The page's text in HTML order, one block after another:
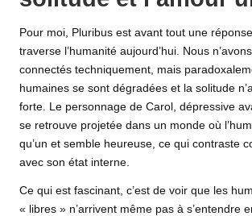
Pour moi, Pluribus est avant tout une
traverse l’humanité aujourd’hui. Nous
connectés techniquement, mais
humaines se sont dégradées et la solitude
forte. Le personnage de Carol, dépressive
se retrouve projetée dans un monde où
qu’un et semble heureuse, ce qui contraste
avec son état interne.
Ce qui est fascinant, c’est de voir que les
« libres » n’arrivent même pas à s’entendre